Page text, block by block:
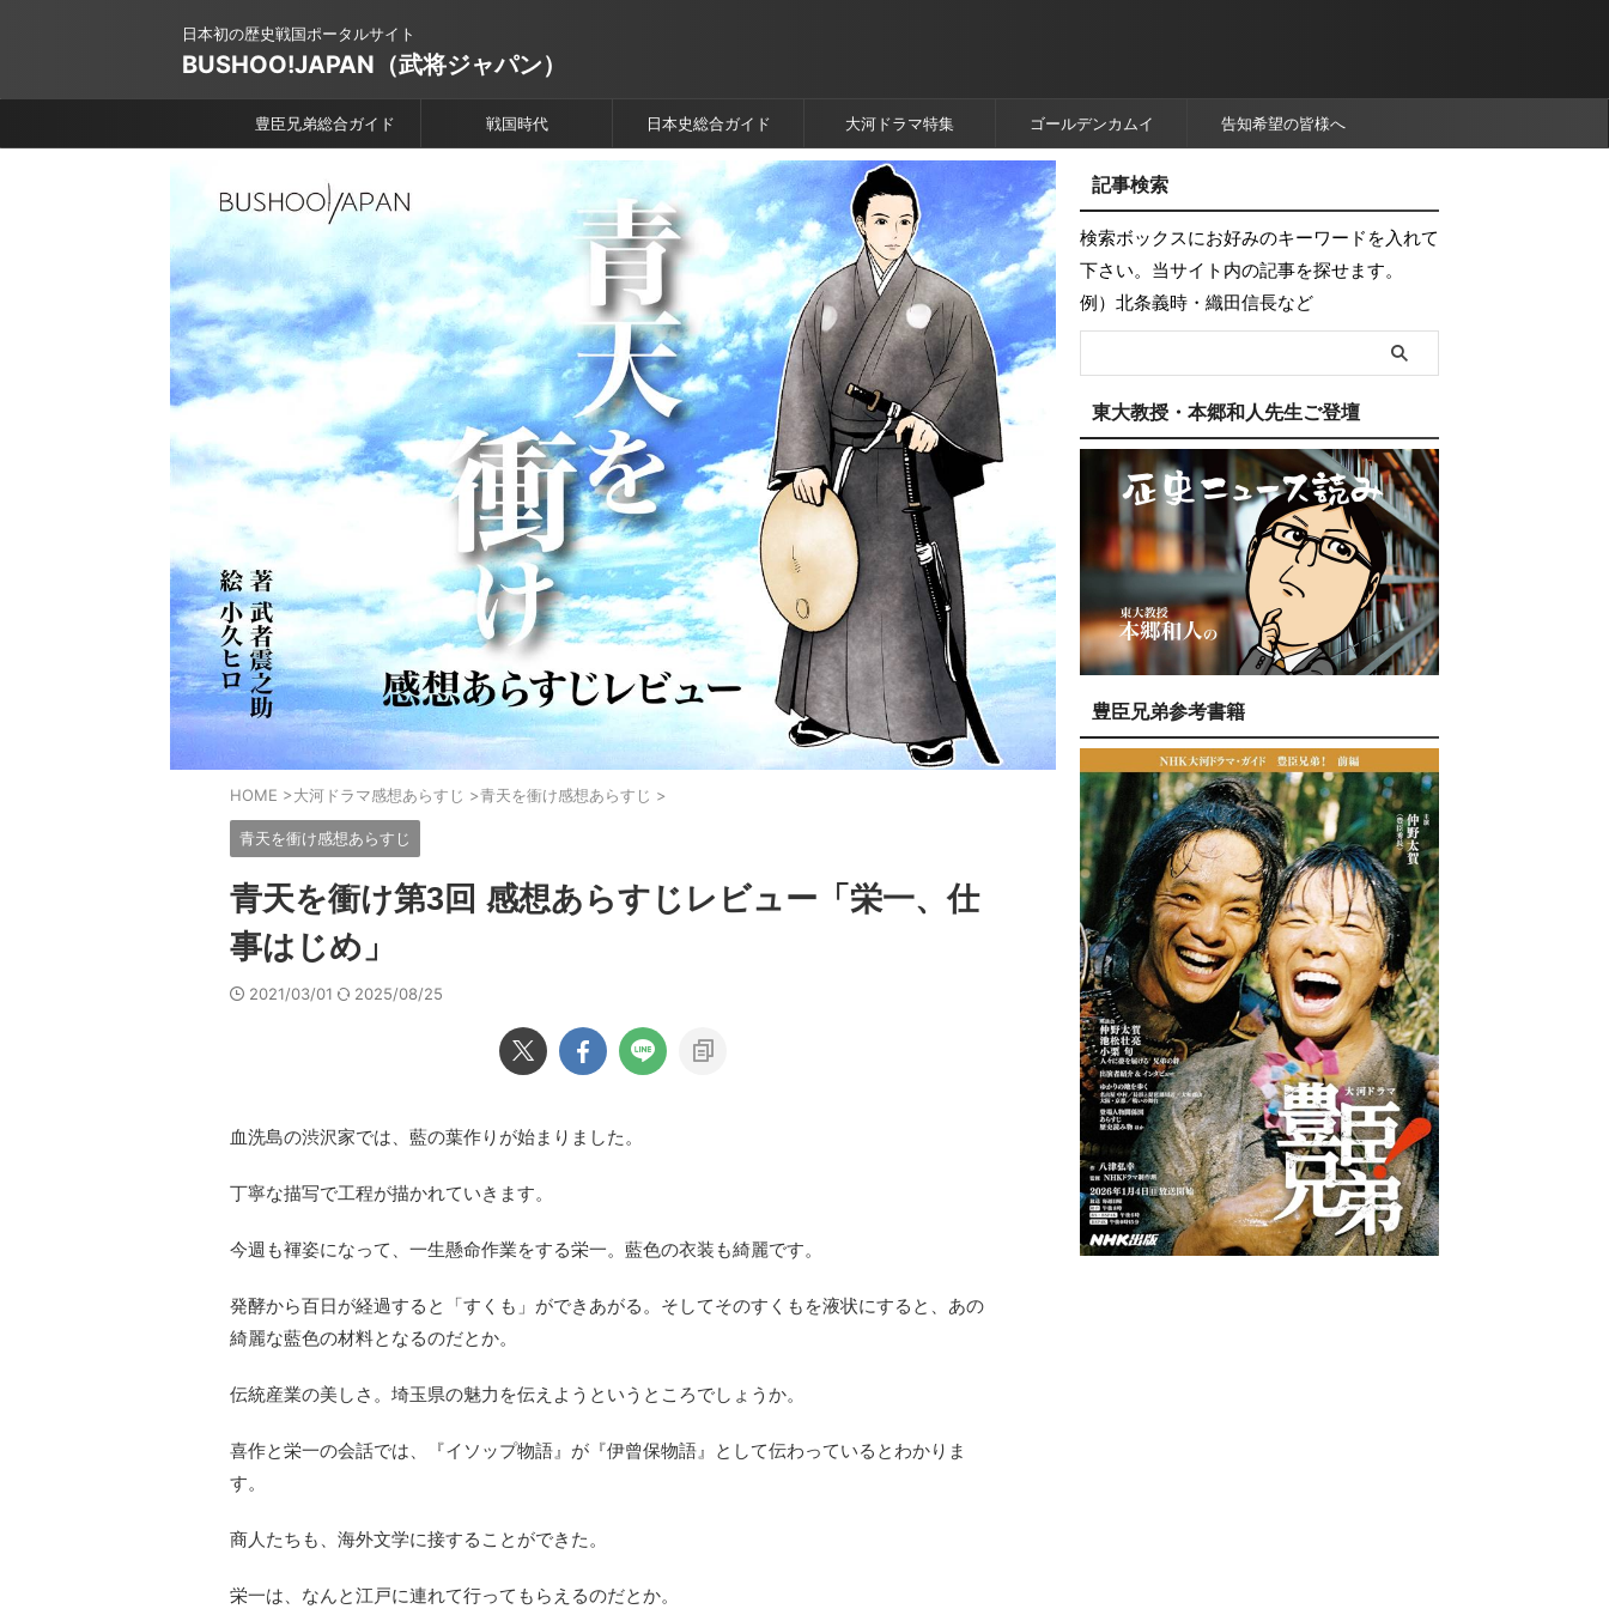
日本初の歴史戦国ポータルサイト
BUSHOO!JAPAN（武将ジャパン）
豊臣兄弟総合ガイド 戦国時代 日本史総合ガイド 大河ドラマ特集 ゴールデンカムイ 告知希望の皆様へ
HOME >大河ドラマ感想あらすじ >青天を衝け感想あらすじ >
青天を衝け感想あらすじ
青天を衝け第3回 感想あらすじレビュー「栄一、仕
事はじめ」
2021/03/01 2025/08/25
血洗島の渋沢家では、藍の葉作りが始まりました。
丁寧な描写で工程が描かれていきます。
今週も褌姿になって、一生懸命作業をする栄一。藍色の衣装も綺麗です。
発酵から百日が経過すると「すくも」ができあがる。そしてそのすくもを液状にすると、あの
綺麗な藍色の材料となるのだとか。
伝統産業の美しさ。埼玉県の魅力を伝えようというところでしょうか。
喜作と栄一の会話では、『イソップ物語』が『伊曾保物語』として伝わっているとわかりま
す。
商人たちも、海外文学に接することができた。
栄一は、なんと江戸に連れて行ってもらえるのだとか。
記事検索
検索ボックスにお好みのキーワードを入れて
下さい。当サイト内の記事を探せます。
例）北条義時・織田信長など
東大教授・本郷和人先生ご登壇
豊臣兄弟参考書籍